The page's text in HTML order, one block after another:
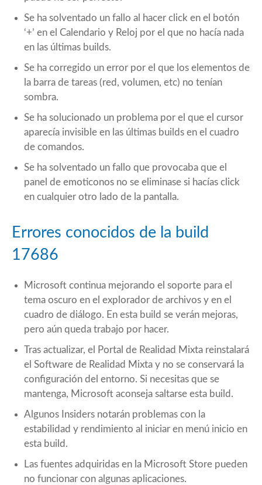
Se ha solventado un fallo al hacer click en el botón
‘+’ en el Calendario y Reloj por el que no hacía nada
en las últimas builds.
Se ha corregido un error por el que los elementos de
la barra de tareas (red, volumen, etc) no tenían
sombra.
Se ha solucionado un problema por el que el cursor
aparecía invisible en las últimas builds en el cuadro
de comandos.
Se ha solventado un fallo que provocaba que el
panel de emoticonos no se eliminase si hacías click
en cualquier otro lado de la pantalla.
Errores conocidos de la build
17686
Microsoft continua mejorando el soporte para el
tema oscuro en el explorador de archivos y en el
cuadro de diálogo. En esta build se verán mejoras,
pero aún queda trabajo por hacer.
Tras actualizar, el Portal de Realidad Mixta reinstalará
el Software de Realidad Mixta y no se conservará la
configuración del entorno. Si necesitas que se
mantenga, Microsoft aconseja saltarse esta build.
Algunos Insiders notarán problemas con la
estabilidad y rendimiento al iniciar en menú inicio en
esta build.
Las fuentes adquiridas en la Microsoft Store pueden
no funcionar con algunas aplicaciones.